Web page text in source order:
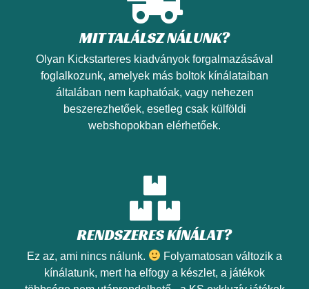
Nézd meg!
MIT TALÁLSZ NÁLUNK?
Olyan Kickstarteres kiadványok forgalmazásával
foglalkozunk, amelyek más boltok kínálataiban
általában nem kaphatóak, vagy nehezen
beszerezhetőek, esetleg csak külföldi
webshopokban elérhetőek.
RENDSZERES KÍNÁLAT?
Ez az, ami nincs nálunk.
Folyamatosan változik a
kínálatunk, mert ha elfogy a készlet, a játékok